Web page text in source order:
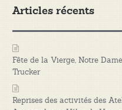
Articles récents
Fête de la Vierge, Notre
Trucker
Reprises des activités des